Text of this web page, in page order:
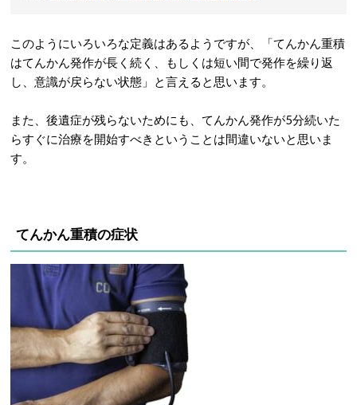
このようにいろいろな定義はあるようですが、「てんかん重積
はてんかん発作が長く続く、もしくは短い間で発作を繰り返
し、意識が戻らない状態」と言えると思います。
また、後遺症が残らないためにも、てんかん発作が5分続いた
らすぐに治療を開始すべきということは間違いないと思いま
す。
てんかん重積の症状